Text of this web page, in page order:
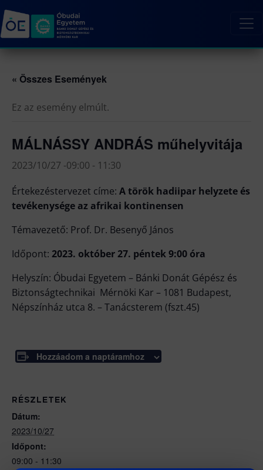
« Összes Események
Ez az esemény elmúlt.
MÁLNÁSSY ANDRÁS műhelyvitája
2023/10/27 -09:00 - 11:30
Értekezéstervezet címe: A török hadiipar helyzete és
tevékenysége az afrikai kontinensen
Témavezető: Prof. Dr. Besenyő János
Időpont: 2023. október 27. péntek 9:00 óra
Helyszín: Óbudai Egyetem – Bánki Donát Gépész és
Biztonságtechnikai Mérnöki Kar – 1081 Budapest,
Népszínház utca 8. – Tanácsterem (fszt.45)
Hozzáadom a naptáramhoz
RÉSZLETEK
Dátum:
2023/10/27
Időpont:
09:00 - 11:30